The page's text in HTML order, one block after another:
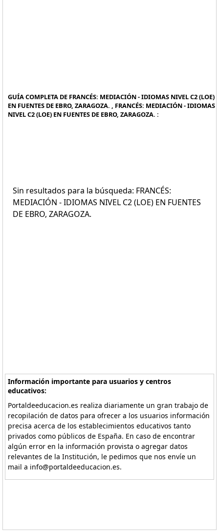
GUÍA COMPLETA DE FRANCÉS: MEDIACIÓN - IDIOMAS NIVEL C2 (LOE)
EN FUENTES DE EBRO, ZARAGOZA. , FRANCÉS: MEDIACIÓN - IDIOMAS
NIVEL C2 (LOE) EN FUENTES DE EBRO, ZARAGOZA. :
Sin resultados para la búsqueda: FRANCÉS:
MEDIACIÓN - IDIOMAS NIVEL C2 (LOE) EN FUENTES
DE EBRO, ZARAGOZA.
Información importante para usuarios y centros
educativos:
Portaldeeducacion.es realiza diariamente un gran trabajo de
recopilación de datos para ofrecer a los usuarios información
precisa acerca de los establecimientos educativos tanto
privados como públicos de España. En caso de encontrar
algún error en la información provista o agregar datos
relevantes de la Institución, le pedimos que nos envíe un
mail a info@portaldeeducacion.es.